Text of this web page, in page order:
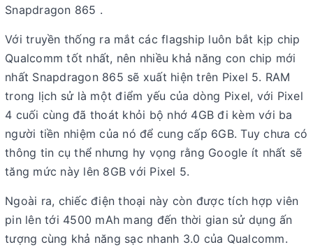
Snapdragon 865 .
Với truyền thống ra mắt các flagship luôn bắt kịp chip
Qualcomm tốt nhất, nên nhiều khả năng con chip mới
nhất Snapdragon 865 sẽ xuất hiện trên Pixel 5. RAM
trong lịch sử là một điểm yếu của dòng Pixel, với Pixel
4 cuối cùng đã thoát khỏi bộ nhớ 4GB đi kèm với ba
người tiền nhiệm của nó để cung cấp 6GB. Tuy chưa có
thông tin cụ thể nhưng hy vọng rằng Google ít nhất sẽ
tăng mức này lên 8GB với Pixel 5.
Ngoài ra, chiếc điện thoại này còn được tích hợp viên
pin lên tới 4500 mAh mang đến thời gian sử dụng ấn
tượng cùng khả năng sạc nhanh 3.0 của Qualcomm.